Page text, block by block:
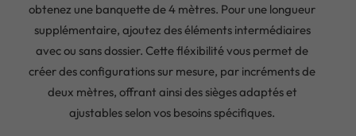
obtenez une banquette de 4 mètres. Pour une longueur
supplémentaire, ajoutez des éléments intermédiaires
avec ou sans dossier. Cette fléxibilité vous permet de
créer des configurations sur mesure, par incréments de
deux mètres, offrant ainsi des sièges adaptés et
ajustables selon vos besoins spécifiques.